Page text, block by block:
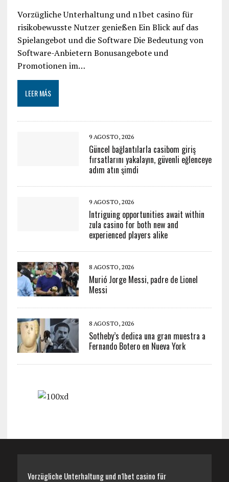
Vorzügliche Unterhaltung und n1bet casino für
risikobewusste Nutzer genießen Ein Blick auf das
Spielangebot und die Software Die Bedeutung von
Software-Anbietern Bonusangebote und
Promotionen im…
LEER MÁS
9 AGOSTO, 2026
Güncel bağlantılarla casibom giriş
fırsatlarını yakalayın, güvenli eğlenceye
adım atın şimdi
9 AGOSTO, 2026
Intriguing opportunities await within
zula casino for both new and
experienced players alike
8 AGOSTO, 2026
Murió Jorge Messi, padre de Lionel
Messi
8 AGOSTO, 2026
Sotheby’s dedica una gran muestra a
Fernando Botero en Nueva York
Vorzügliche Unterhaltung und n1bet casino für